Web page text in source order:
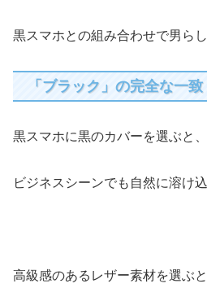
黒スマホとの組み合わせで男ら
「ブラック」の完全な一致
黒スマホに黒のカバーを選ぶと
ビジネスシーンでも自然に溶け込
高級感のあるレザー素材を選ぶ